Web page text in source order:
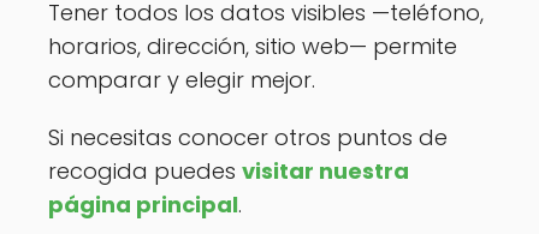
Tener todos los datos visibles —teléfono,
horarios, dirección, sitio web— permite
comparar y elegir mejor.
Si necesitas conocer otros puntos de
recogida puedes visitar nuestra
página principal.